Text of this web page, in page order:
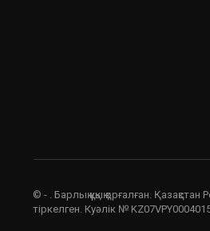
© - . Барлық құқық қорғалған.
тіркелген. Куәлік №